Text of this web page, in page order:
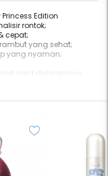
Edition
rontok;
cepat;
yang sehat;
yang nyaman;
card didalamnya.
kamu pasti akan
seperti seorang